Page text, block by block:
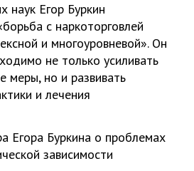
наук Егор Буркин
с наркоторговлей
и многоуровневой». Он
не только усиливать
меры, но и развивать
и лечения